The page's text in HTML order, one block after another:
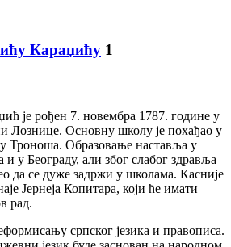
Караџићу 1
је рођен 7. новембра 1787. године у
Лознице. Основну школу је похађао у
Троноша. Образовање наставља у
у Београду, али због слабог здравља
да се дуже задржи у школама. Касније
Јернеја Копитара, који ће имати
рад.
српског језика и правописа.